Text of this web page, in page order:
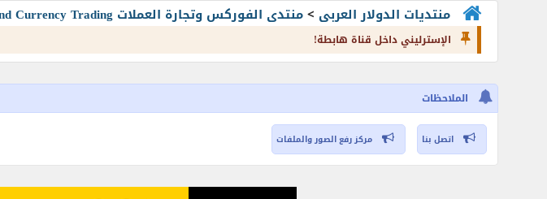
منتديات الدولار العربى >منتدى الفوركس وتجارة العملات Forex and Currency Trading
الإسترليني داخل قناة هابطة!
الملاحظات
اتصل بنا مركز رفع الصور والملفات